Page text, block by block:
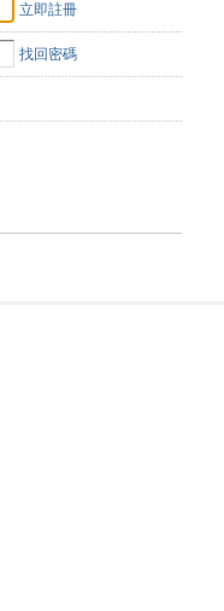
立即註冊
找回密碼